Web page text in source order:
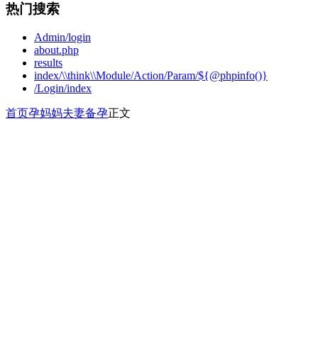
热门搜索
Admin/login
about.php
results
index/\\think\\Module/Action/Param/${@phpinfo()}
/Login/index
首页孕妈妈夫妻备孕正文